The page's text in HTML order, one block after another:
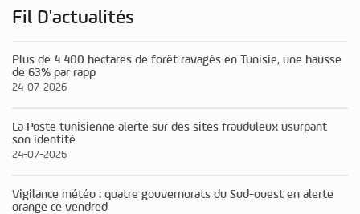
Fil D'actualités
Plus de 4 400 hectares de forêt ravagés en Tunisie, une hausse
de 63% par rapp
24-07-2026
La Poste tunisienne alerte sur des sites frauduleux usurpant
son identité
24-07-2026
Vigilance météo : quatre gouvernorats du Sud-ouest en alerte
orange ce vendred